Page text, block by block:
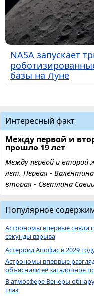
NASA запускает
базы на Луне
Интересный факт
Между первой и
прошло 19 лет
Между первой и второй
лет. Первая - Валентина
вторая - Светлана
Популярное
Астрономы впервые сняли
секунды взрыва
Астероид Апофис в 2029
Астрономы впервые
объяснили её загадочное
В атмосфере Венеры
глаз